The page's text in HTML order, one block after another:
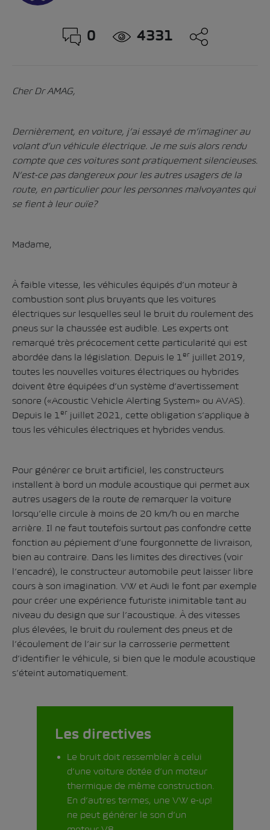
0 4331
Cher Dr AMAG,
Dernièrement, en voiture, j’ai essayé de m’imaginer au
volant d’un véhicule électrique. Je me suis alors rendu
compte que ces voitures sont pratiquement silencieuses.
N’est-ce pas dangereux pour les autres usagers de la
route, en particulier pour les personnes malvoyantes qui
se fient à leur ouïe?
Madame,
À faible vitesse, les véhicules équipés d’un moteur à
combustion sont plus bruyants que les voitures
électriques sur lesquelles seul le bruit du roulement des
pneus sur la chaussée est audible. Les experts ont
remarqué très précocement cette particularité qui est
abordée dans la législation. Depuis le 1 er juillet 2019,
toutes les nouvelles voitures électriques ou hybrides
doivent être équipées d’un système d’avertissement
sonore («Acoustic Vehicle Alerting System» ou AVAS).
Depuis le 1 er juillet 2021, cette obligation s’applique à
tous les véhicules électriques et hybrides vendus.
Pour générer ce bruit artificiel, les constructeurs
installent à bord un module acoustique qui permet aux
autres usagers de la route de remarquer la voiture
lorsqu’elle circule à moins de 20 km/h ou en marche
arrière. Il ne faut toutefois surtout pas confondre cette
fonction au pépiement d’une fourgonnette de livraison,
bien au contraire. Dans les limites des directives (voir
l’encadré), le constructeur automobile peut laisser libre
cours à son imagination. VW et Audi le font par exemple
pour créer une expérience futuriste inimitable tant au
niveau du design que sur l’acoustique. À des vitesses
plus élevées, le bruit du roulement des pneus et de
l’écoulement de l’air sur la carrosserie permettent
d’identifier le véhicule, si bien que le module acoustique
s’éteint automatiquement.
Les directives
Le bruit doit ressembler à celui
d’une voiture dotée d’un moteur
thermique de même construction.
En d’autres termes, une VW e-up!
ne peut générer le son d’un